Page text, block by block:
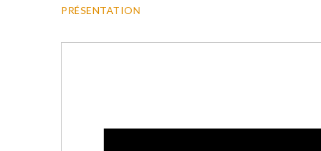
PRÉSENTATION